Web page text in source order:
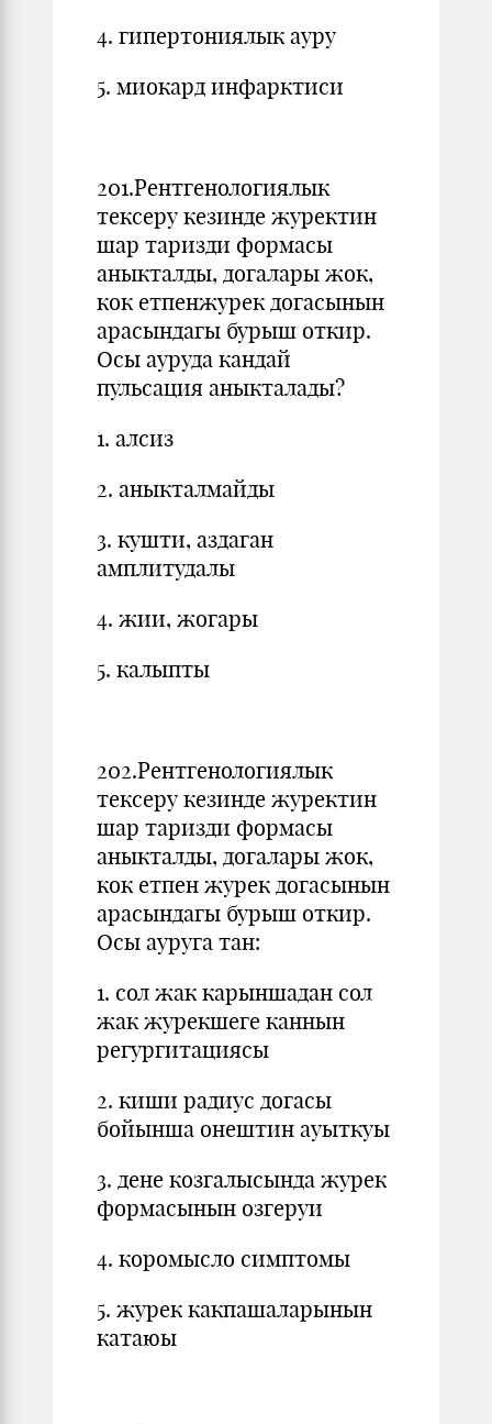
4. гипертониялык ауру
5. миокард инфарктиси
201.Рентгенологиялык
тексеру кезинде журектин
шар таризди формасы
аныкталды, догалары жок,
кок етпенжурек догасынын
арасындагы бурыш откир.
Осы ауруда кандай
пульсация аныкталады?
1. алсиз
2. аныкталмайды
3. кушти, аздаган
амплитудалы
4. жии, жогары
5. калыпты
202.Рентгенологиялык
тексеру кезинде журектин
шар таризди формасы
аныкталды, догалары жок,
кок етпен журек догасынын
арасындагы бурыш откир.
Осы ауруга тан:
1. сол жак карыншадан сол
жак журекшеге каннын
регургитациясы
2. киши радиус догасы
бойынша онештин ауыткуы
3. дене козгалысында журек
формасынын озгеруи
4. коромысло симптомы
5. журек какпашаларынын
катаюы